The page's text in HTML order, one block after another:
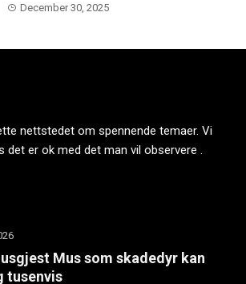
December 30, 2025
nettstedet om spennende temaer. Vi
det er ok med det man vil observere .
Mus som skadedyr kan
tusenvis